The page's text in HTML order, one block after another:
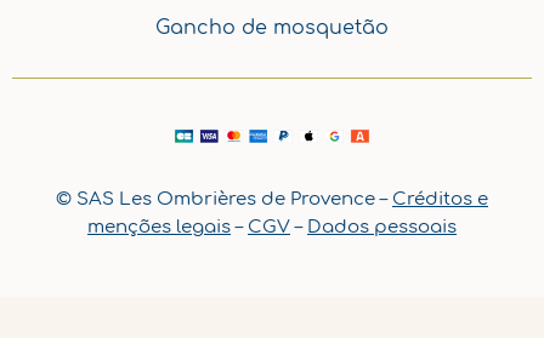
Gancho de mosquetão
© SAS Les Ombrières de Provence – Créditos e
menções legais– CGV– Dados pessoais